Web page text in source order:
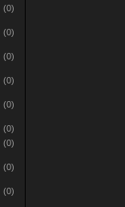
(0)
(0)
(0)
(0)
(0)
(0)
(0)
(0)
(0)